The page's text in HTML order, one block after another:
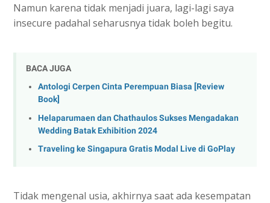
Namun karena tidak menjadi juara, lagi-lagi saya
insecure padahal seharusnya tidak boleh begitu.
BACA JUGA
Antologi Cerpen Cinta Perempuan Biasa [Review
Book]
Helaparumaen dan Chathaulos Sukses Mengadakan
Wedding Batak Exhibition 2024
Traveling ke Singapura Gratis Modal Live di GoPlay
Tidak mengenal usia, akhirnya saat ada kesempatan